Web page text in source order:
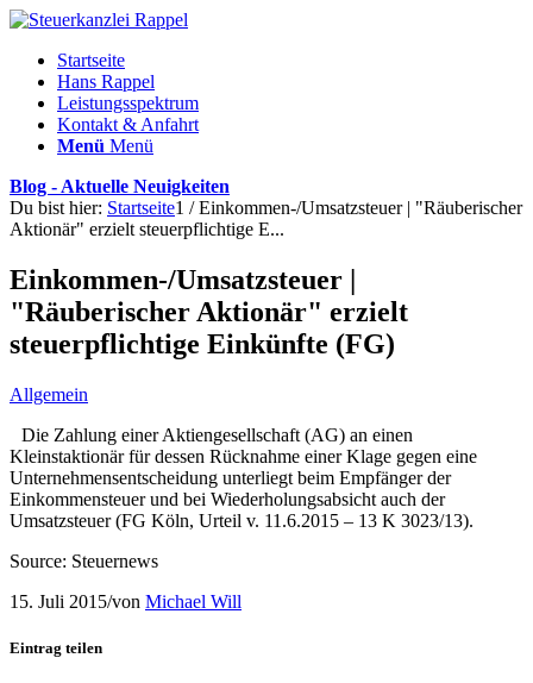
Startseite
Hans Rappel
Leistungsspektrum
Kontakt & Anfahrt
Menü Menü
Blog - Aktuelle Neuigkeiten
Du bist hier: Startseite1 / Einkommen-/Umsatzsteuer | "Räuberischer
Aktionär" erzielt steuerpflichtige E...
Einkommen-/Umsatzsteuer |
"Räuberischer Aktionär" erzielt
steuerpflichtige Einkünfte (FG)
Allgemein
Die Zahlung einer Aktiengesellschaft (AG) an einen
Kleinstaktionär für dessen Rücknahme einer Klage gegen eine
Unternehmensentscheidung unterliegt beim Empfänger der
Einkommensteuer und bei Wiederholungsabsicht auch der
Umsatzsteuer (FG Köln, Urteil v. 11.6.2015 – 13 K 3023/13).
Source: Steuernews
15. Juli 2015/von Michael Will
Eintrag teilen